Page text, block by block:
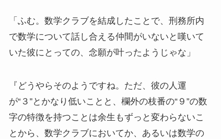
「ふむ。数学クラブを結成したことで、刑務所内
で数学について話し合える仲間がいないと嘆いて
いた彼にとっての、念願が叶ったようじゃな」
『どうやらそのようですね。ただ、彼の人運
が“３”とかなり低いことと、欄外の枝番の“９”の数
字の特徴を持つことは余生もずっと変わらないこ
とから、数学クラブにおいてか、あるいは数学の